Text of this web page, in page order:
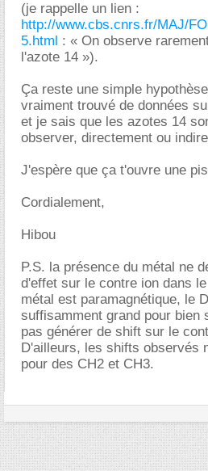
(je rappelle un lien :
http://www.cbs.cnrs.fr/MAJ/
5.html : « On observe
l'azote 14 »).
Ça reste une simple
vraiment trouvé de données
et je sais que les azotes 14
observer, directement ou
J'espère que ça t'ouvre une
Cordialement,
Hibou
P.S. la présence du métal ne
d'effet sur le contre ion dans
métal est paramagnétique, le
suffisamment grand pour bien
pas générer de shift sur le
D'ailleurs, les shifts observés
pour des CH2 et CH3.